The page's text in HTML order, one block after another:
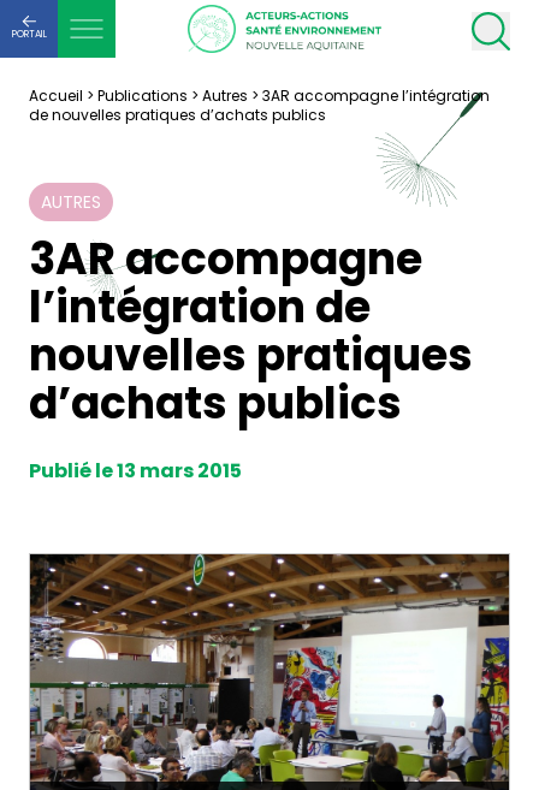
PORTAIL
Accueil > Publications > Autres > 3AR accompagne l’intégration
de nouvelles pratiques d’achats publics
AUTRES
3AR accompagne
l’intégration de
nouvelles pratiques
d’achats publics
Publié le 13 mars 2015